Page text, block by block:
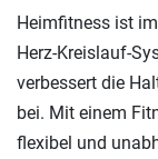
Heimfitness ist
Herz-Kreislauf-
verbessert die
bei. Mit einem
flexibel und